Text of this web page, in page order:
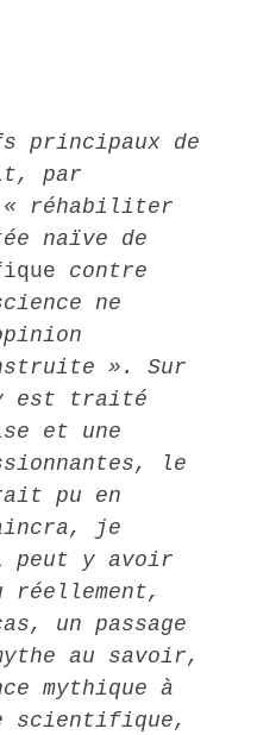
principaux de
par
« réhabiliter
naïve de
contre
ne
». Sur
est traité
et une
le
pu en
je
peut y avoir
un passage
au savoir,
mythique à
scientifique,